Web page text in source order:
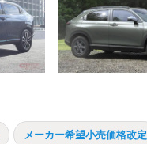
メーカー希望小売価格改定